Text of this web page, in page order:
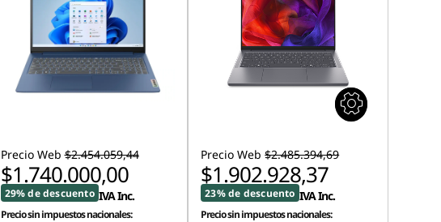
Precio Web $2.454.059,44
$1.740.000,00
29% de descuento IVA Inc.
Precio sin impuestos nacionales:
Precio Web $2.485.394,69
$1.902.928,37
23% de descuento IVA Inc.
Precio sin impuestos nacionales: